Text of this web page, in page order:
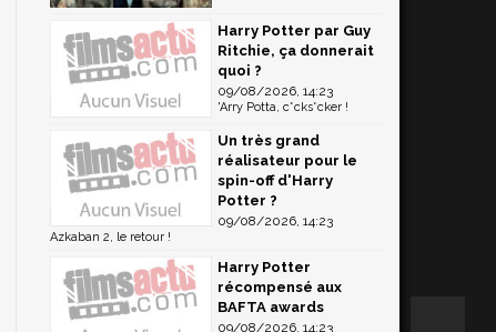
Harry Potter par Guy
Ritchie, ça donnerait
quoi ?
09/08/2026, 14:23
'Arry Potta, c*cks*cker !
Un très grand
réalisateur pour le
spin-off d'Harry
Potter ?
09/08/2026, 14:23
Azkaban 2, le retour !
Harry Potter
récompensé aux
BAFTA awards
09/08/2026, 14:23